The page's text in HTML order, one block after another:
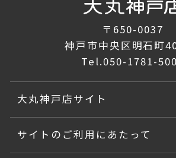
〒650-0037
神戸市中央区明石町
Tel.050-1781-
大丸神戸店サイト
サイトのご利用にあたって